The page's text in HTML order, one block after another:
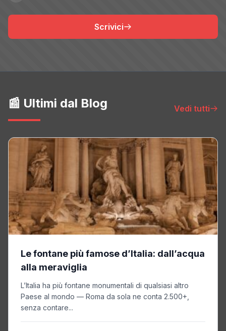
Scrivici
📰 Ultimi dal Blog Vedi tutti
Le fontane più famose d’Italia: dall’acqua
alla meraviglia
L’Italia ha più fontane monumentali di qualsiasi altro
Paese al mondo — Roma da sola ne conta 2.500+,
senza contare...